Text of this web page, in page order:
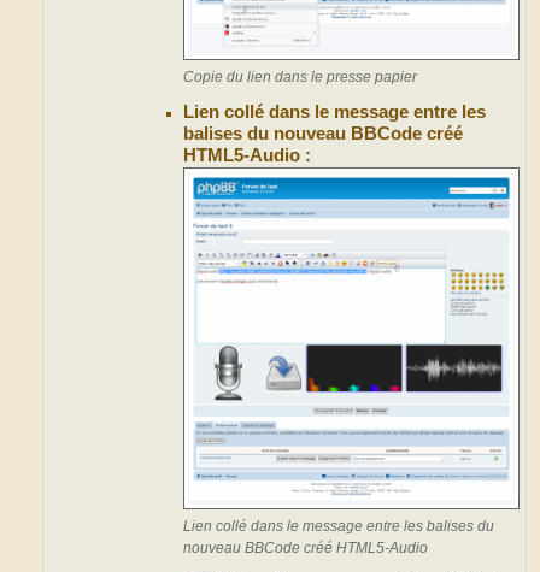
Copie du lien dans le presse papier
Lien collé dans le message entre les
balises du nouveau BBCode créé
HTML5-Audio :
Lien collé dans le message entre les balises du
nouveau BBCode créé HTML5-Audio